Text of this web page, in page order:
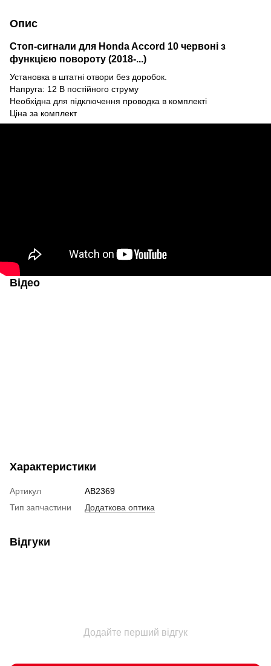
Опис
Стоп-сигнали для Honda Accord 10 червоні з
функцією повороту (2018-...)
Установка в штатні отвори без доробок.
Напруга: 12 В постійного струму
Необхідна для підключення проводка в комплекті
Ціна за комплект
Відео
Характеристики
Артикул
AB2369
Тип запчастини
Додаткова оптика
Відгуки
Додайте перший відгук